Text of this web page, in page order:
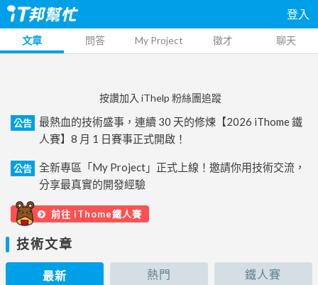
登入
文章 問答 My Project 徵才 聊天
按讚加入 iThelp 粉絲團追蹤
公告
最熱血的技術盛事，連續 30 天的修煉【2026 iThome 鐵
人賽】8 月 1 日賽事正式開啟！
公告
全新專區「My Project」正式上線！邀請你用技術交流，
分享最真實的開發經驗
前往 iThome鐵人賽
技術文章
最新 熱門 鐵人賽